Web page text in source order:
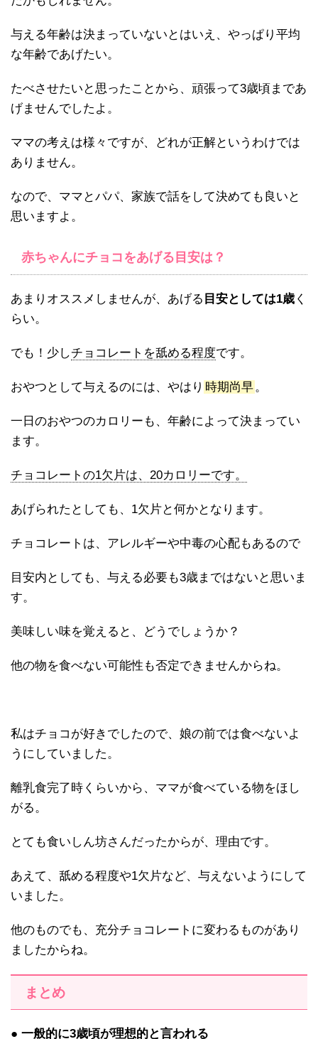
与える年齢は決まっていないとはいえ、やっぱり平均
な年齢であげたい。
たべさせたいと思ったことから、頑張って3歳頃まであ
げませんでしたよ。
ママの考えは様々ですが、どれが正解というわけでは
ありません。
なので、ママとパパ、家族で話をして決めても良いと
思いますよ。
赤ちゃんにチョコをあげる目安は？
あまりオススメしませんが、あげる 目安としては1歳 く
らい。
でも！少しチョコレートを舐める程度です。
おやつとして与えるのには、やはり 時期尚早。
一日のおやつのカロリーも、年齢によって決まってい
ます。
チョコレートの1欠片は、20カロリーです。
あげられたとしても、1欠片と何かとなります。
チョコレートは、アレルギーや中毒の心配もあるので
目安内としても、与える必要も3歳まではないと思いま
す。
美味しい味を覚えると、どうでしょうか？
他の物を食べない可能性も否定できませんからね。
私はチョコが好きでしたので、娘の前では食べないよ
うにしていました。
離乳食完了時くらいから、ママが食べている物をほし
がる。
とても食いしん坊さんだったからが、理由です。
あえて、舐める程度や1欠片など、与えないようにして
いました。
他のものでも、充分チョコレートに変わるものがあり
ましたからね。
まとめ
● 一般的に3歳頃が理想的と言われる